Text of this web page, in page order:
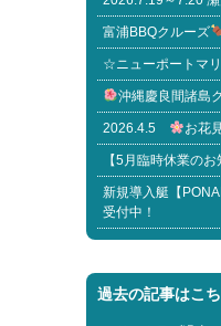
富浦BBQクルーズ
☆ニューポートマ
沖縄慶良間諸島
2026.4.5 お花
【5月臨時休業のお
新規導入艇【
受付中！
過去の記事はこ